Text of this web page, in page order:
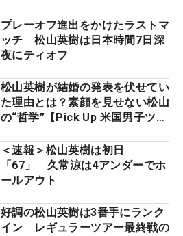
プレーオフ進出をかけたラストマ
ッチ 松山英樹は日本時間7日深
夜にティオフ
松山英樹が結婚の発表を伏せてい
た理由とは？素顔を見せない松山
の“哲学”【Pick Up 米国男子ツア
＜速報＞松山英樹は初日
「67」 久常涼は4アンダーでホ
ールアウト
好調の松山英樹は3番手にランク
イン レギュラーツアー最終戦の